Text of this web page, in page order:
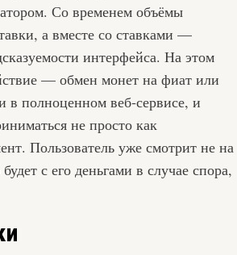
Со временем объёмы
а вместе со ставками —
интерфейса. На этом
— обмен монет на фиат или
полноценном веб‑сервисе, и
не просто как
Пользователь уже смотрит не на
с его деньгами в случае спора,